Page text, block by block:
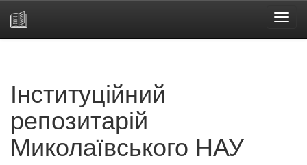
Інституційний
репозитарій
Миколаївського НАУ